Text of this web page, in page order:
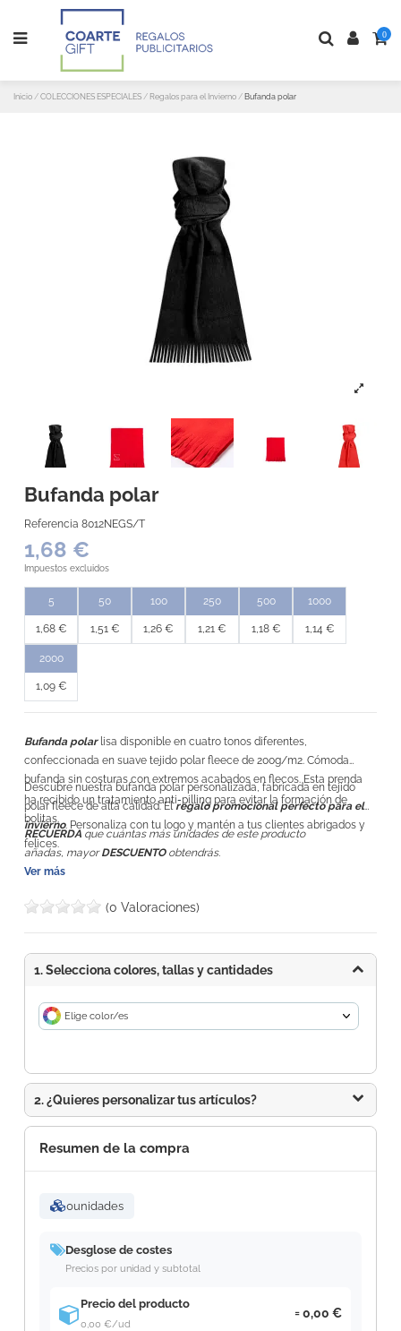
0
Inicio COLECCIONES ESPECIALES Regalos para el Invierno Bufanda polar
Bufanda polar
Referencia 8012NEGS/T
1,68 €
Impuestos excluidos
5
1,68 €
50
1,51 €
100
1,26 €
250
1,21 €
500
1,18 €
1000
1,14 €
2000
1,09 €
Bufanda polar lisa disponible en cuatro tonos diferentes,
confeccionada en suave tejido polar fleece de 200g/m2. Cómoda
bufanda sin costuras con extremos acabados en flecos. Esta prenda
ha recibido un tratamiento anti-pilling para evitar la formación de
bolitas.
Descubre nuestra bufanda polar personalizada, fabricada en tejido
polar fleece de alta calidad. Elregalo promocional perfecto para el
invierno. Personaliza con tu logo y mantén a tus clientes abrigados y
felices.
RECUERDA que cuántas más unidades de este producto
añadas, mayorDESCUENTOobtendrás.
Ver más
(0 Valoraciones)
1. Selecciona colores, tallas y cantidades
Elige color/es
2. ¿Quieres personalizar tus artículos?
Resumen de la compra
0unidades
Desglose de costes
Precios por unidad y subtotal
Precio del producto
0,00 €/ud
0,00 €